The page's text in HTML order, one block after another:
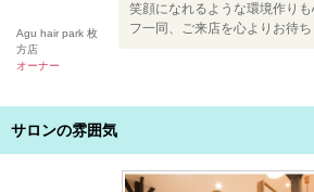
Agu hair park 枚
方店
オーナー
笑顔になれるような環境作り
フ一同、ご来店を心よりお待
サロンの雰囲気